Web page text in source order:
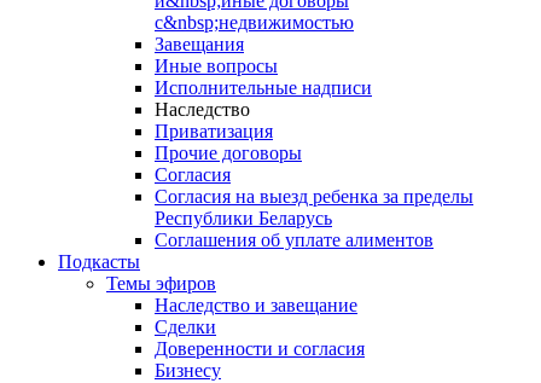
с&nbsp;недвижимостью
Завещания
Иные вопросы
Исполнительные надписи
Наследство
Приватизация
Прочие договоры
Согласия
Согласия на выезд ребенка за пределы
Республики Беларусь
Соглашения об уплате алиментов
Подкасты
Темы эфиров
Наследство и завещание
Сделки
Доверенности и согласия
Бизнесу